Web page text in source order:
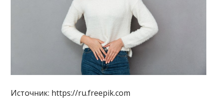
Источник: https://ru.freepik.com